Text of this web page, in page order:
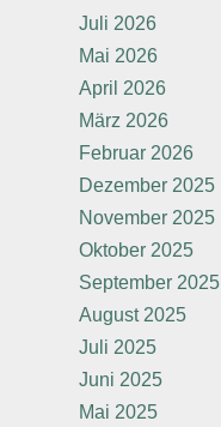
Juli 2026
Mai 2026
April 2026
März 2026
Februar 2026
Dezember 2025
November 2025
Oktober 2025
September 2025
August 2025
Juli 2025
Juni 2025
Mai 2025